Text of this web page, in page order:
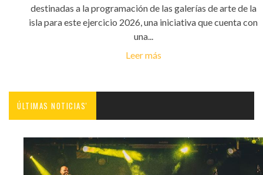
destinadas a la programación de las galerías de arte de la
isla para este ejercicio 2026, una iniciativa que cuenta con
una...
Leer más
ÚLTIMAS NOTICIAS'